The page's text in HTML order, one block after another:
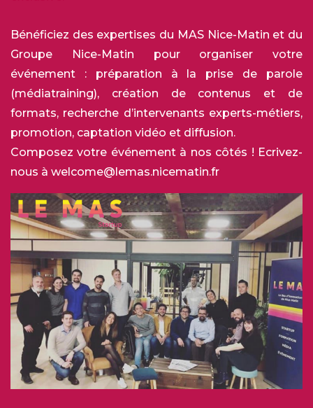
Bénéficiez des expertises du MAS Nice-Matin et du
Groupe Nice-Matin pour organiser votre
événement : préparation à la prise de parole
(médiatraining), création de contenus et de
formats, recherche d’intervenants experts-métiers,
promotion, captation vidéo et diffusion.
Composez votre événement à nos côtés ! Ecrivez-
nous à welcome@lemas.nicematin.fr